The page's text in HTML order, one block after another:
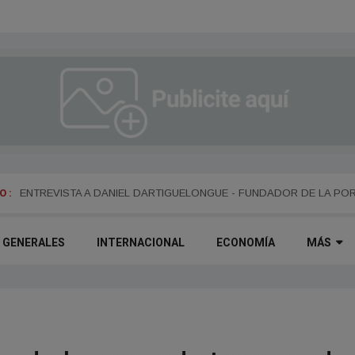
: ENTREVISTA A ALEJANDRO KIM
GENERALES INTERNACIONAL ECONOMÍA MÁS